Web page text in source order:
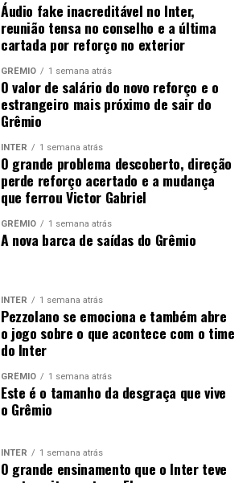
Áudio fake inacreditável no Inter,
reunião tensa no conselho e a última
cartada por reforço no exterior
GRÊMIO 1 semana atrás
O valor de salário do novo reforço e o
estrangeiro mais próximo de sair do
Grêmio
INTER 1 semana atrás
O grande problema descoberto, direção
perde reforço acertado e a mudança
que ferrou Victor Gabriel
GRÊMIO 1 semana atrás
A nova barca de saídas do Grêmio
INTER 1 semana atrás
Pezzolano se emociona e também abre
o jogo sobre o que acontece com o time
do Inter
GRÊMIO 1 semana atrás
Este é o tamanho da desgraça que vive
o Grêmio
INTER 1 semana atrás
O grande ensinamento que o Inter teve